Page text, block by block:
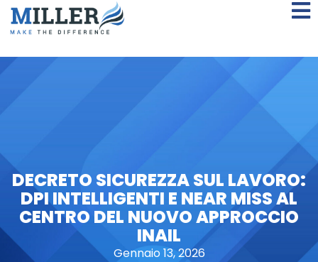
DECRETO SICUREZZA SUL LAVORO:
DPI INTELLIGENTI E NEAR MISS AL
CENTRO DEL NUOVO APPROCCIO
INAIL
Gennaio 13, 2026